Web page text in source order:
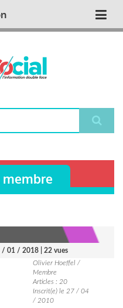
membre
/ 01 / 2018 | 22 vues
Olivier Hoeffel /
Membre
Articles : 20
Inscrit(e) le 27 / 04
/ 2010